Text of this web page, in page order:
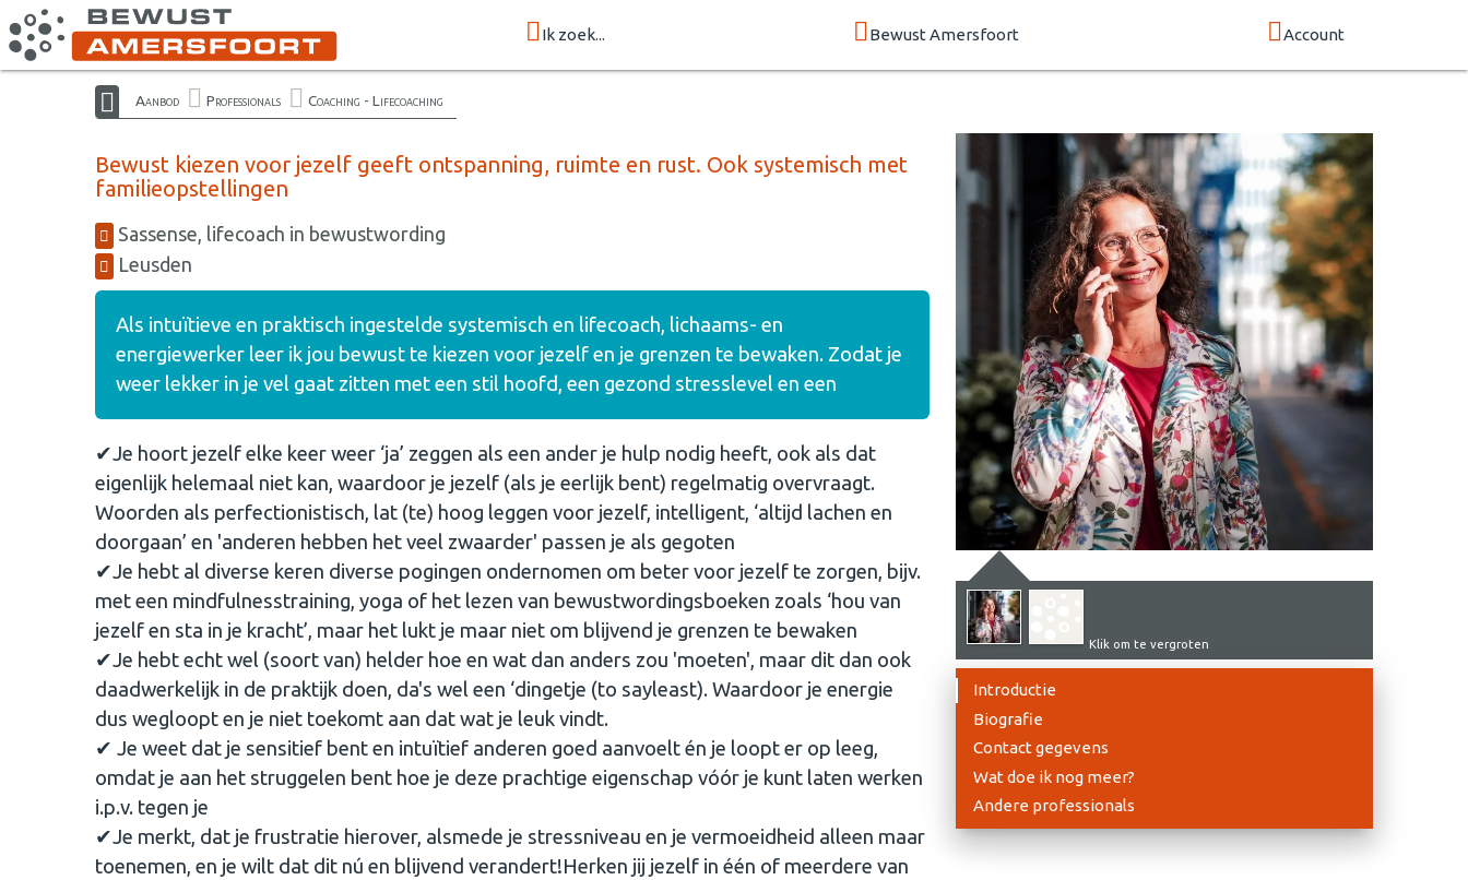
Ik zoek... Bewust Amersfoort Account
Aanbod Professionals Coaching - Lifecoaching
Bewust kiezen voor jezelf geeft ontspanning, ruimte en rust. Ook systemisch met
familieopstellingen
Sassense, lifecoach in bewustwording
Leusden
Als intuïtieve en praktisch ingestelde systemisch en lifecoach, lichaams- en
energiewerker leer ik jou bewust te kiezen voor jezelf en je grenzen te bewaken. Zodat je
weer lekker in je vel gaat zitten met een stil hoofd, een gezond stresslevel en een
✔Je hoort jezelf elke keer weer ‘ja’ zeggen als een ander je hulp nodig heeft, ook als dat
eigenlijk helemaal niet kan, waardoor je jezelf (als je eerlijk bent) regelmatig overvraagt.
Woorden als perfectionistisch, lat (te) hoog leggen voor jezelf, intelligent, ‘altijd lachen en
doorgaan’ en 'anderen hebben het veel zwaarder' passen je als gegoten
✔Je hebt al diverse keren diverse pogingen ondernomen om beter voor jezelf te zorgen, bijv.
met een mindfulnesstraining, yoga of het lezen van bewustwordingsboeken zoals ‘hou van
jezelf en sta in je kracht’, maar het lukt je maar niet om blijvend je grenzen te bewaken
✔Je hebt echt wel (soort van) helder hoe en wat dan anders zou 'moeten', maar dit dan ook
daadwerkelijk in de praktijk doen, da's wel een ‘dingetje (to sayleast). Waardoor je energie
dus wegloopt en je niet toekomt aan dat wat je leuk vindt.
✔ Je weet dat je sensitief bent en intuïtief anderen goed aanvoelt én je loopt er op leeg,
omdat je aan het struggelen bent hoe je deze prachtige eigenschap vóór je kunt laten werken
i.p.v. tegen je
✔Je merkt, dat je frustratie hierover, alsmede je stressniveau en je vermoeidheid alleen maar
toenemen, en je wilt dat dit nú en blijvend verandert!Herken jij jezelf in één of meerdere van
Klik om te vergroten
Introductie
Biografie
Contact gegevens
Wat doe ik nog meer?
Andere professionals